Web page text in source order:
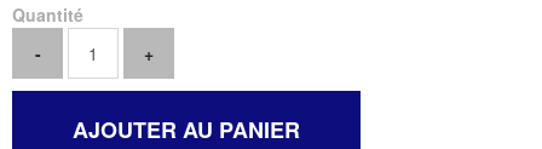
Quantité